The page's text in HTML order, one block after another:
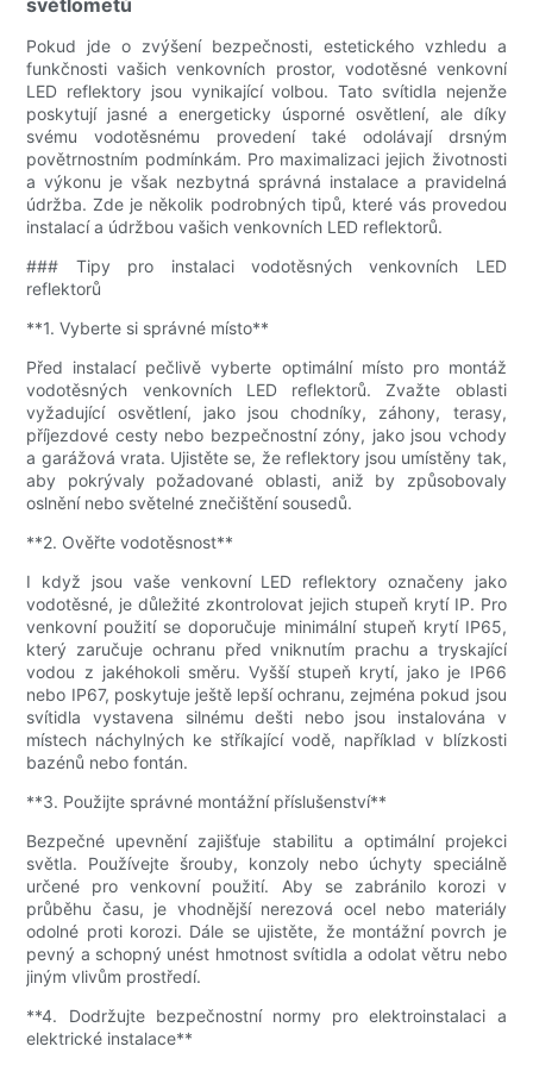
Pokud jde o zvýšení bezpečnosti, estetického vzhledu a
funkčnosti vašich venkovních prostor, vodotěsné venkovní
LED reflektory jsou vynikající volbou. Tato svítidla nejenže
poskytují jasné a energeticky úsporné osvětlení, ale díky
svému vodotěsnému provedení také odolávají drsným
povětrnostním podmínkám. Pro maximalizaci jejich životnosti
a výkonu je však nezbytná správná instalace a pravidelná
údržba. Zde je několik podrobných tipů, které vás provedou
instalací a údržbou vašich venkovních LED reflektorů.
### Tipy pro instalaci vodotěsných venkovních LED
reflektorů
**1. Vyberte si správné místo**
Před instalací pečlivě vyberte optimální místo pro montáž
vodotěsných venkovních LED reflektorů. Zvažte oblasti
vyžadující osvětlení, jako jsou chodníky, záhony, terasy,
příjezdové cesty nebo bezpečnostní zóny, jako jsou vchody
a garážová vrata. Ujistěte se, že reflektory jsou umístěny tak,
aby pokrývaly požadované oblasti, aniž by způsobovaly
oslnění nebo světelné znečištění sousedů.
**2. Ověřte vodotěsnost**
I když jsou vaše venkovní LED reflektory označeny jako
vodotěsné, je důležité zkontrolovat jejich stupeň krytí IP. Pro
venkovní použití se doporučuje minimální stupeň krytí IP65,
který zaručuje ochranu před vniknutím prachu a tryskající
vodou z jakéhokoli směru. Vyšší stupeň krytí, jako je IP66
nebo IP67, poskytuje ještě lepší ochranu, zejména pokud jsou
svítidla vystavena silnému dešti nebo jsou instalována v
místech náchylných ke stříkající vodě, například v blízkosti
bazénů nebo fontán.
**3. Použijte správné montážní příslušenství**
Bezpečné upevnění zajišťuje stabilitu a optimální projekci
světla. Používejte šrouby, konzoly nebo úchyty speciálně
určené pro venkovní použití. Aby se zabránilo korozi v
průběhu času, je vhodnější nerezová ocel nebo materiály
odolné proti korozi. Dále se ujistěte, že montážní povrch je
pevný a schopný unést hmotnost svítidla a odolat větru nebo
jiným vlivům prostředí.
**4. Dodržujte bezpečnostní normy pro elektroinstalaci a
elektrické instalace**